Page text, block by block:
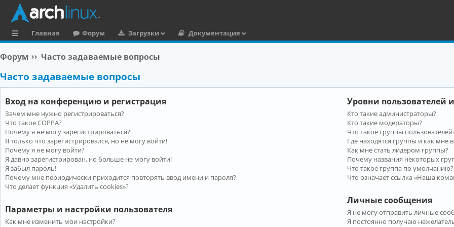
ы
л
Главная Форум Загрузки
Документация
Форум Часто задаваемые вопросы
Часто задаваемые вопросы
Вход на конференцию и регистрация
Зачем мне нужно регистрироваться?
Что такое COPPA?
Почему я не могу зарегистрироваться?
Я только что зарегистрировался, но не могу войти!
Почему я не могу войти?
Я давно зарегистрирован, но больше не могу войти!
Я забыл пароль!
Почему мне периодически приходится повторять ввод имени и пароля?
Что делает функция «Удалить cookies»?
Параметры и настройки пользователя
Как мне изменить мои настройки?
Уровни пользователей
Кто такие администраторы?
Кто такие модераторы?
Что такое группы
Где находятся группы и как мне
Как мне стать лидером группы?
Почему названия некоторых
Что такое группа по умолчанию?
Что означает ссылка «Наша
Личные сообщения
Я не могу отправить личные
Я постоянно получаю